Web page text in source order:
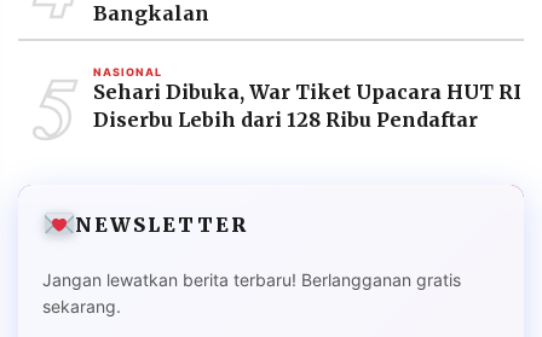
Bangkalan
5 NASIONAL
Sehari Dibuka, War Tiket Upacara HUT RI
Diserbu Lebih dari 128 Ribu Pendaftar
NEWSLETTER
Jangan lewatkan berita terbaru! Berlangganan gratis
sekarang.